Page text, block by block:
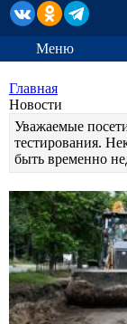
Меню
Главная
Новости
Уважаемые
тестирования.
быть временно